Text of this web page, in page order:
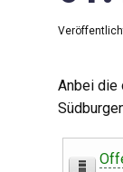
Anbei die